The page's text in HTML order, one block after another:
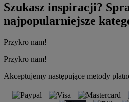
Szukasz inspiracji?
najpopularniejsze
Przykro nam!
Przykro nam!
Akceptujemy następujące metody